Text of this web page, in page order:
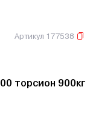
Артикул 177538
торсион 900кг